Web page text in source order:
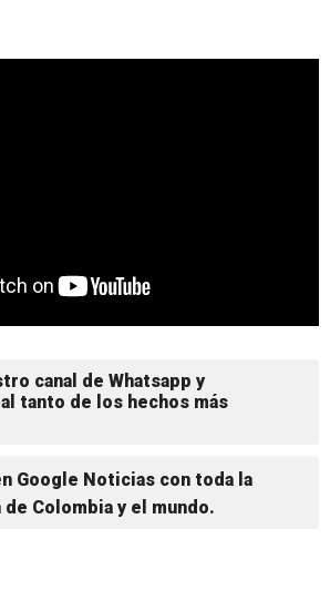
canal de Whatsapp y
tanto de los hechos más
Google Noticias con toda la
Colombia y el mundo.